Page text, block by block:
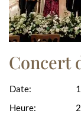
Concert
Date:
Heure: